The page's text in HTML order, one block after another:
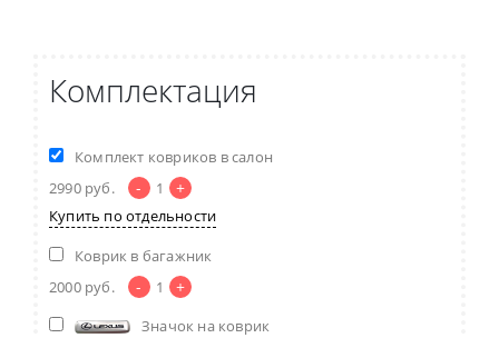
Комплектация
Комплект ковриков в салон
2990 руб. - 1 +
Купить по отдельности
Коврик в багажник
2000 руб. - 1 +
Значок на коврик